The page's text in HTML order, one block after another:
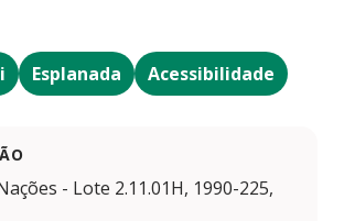
Esplanada Acessibilidade
- Lote 2.11.01H, 1990-225,